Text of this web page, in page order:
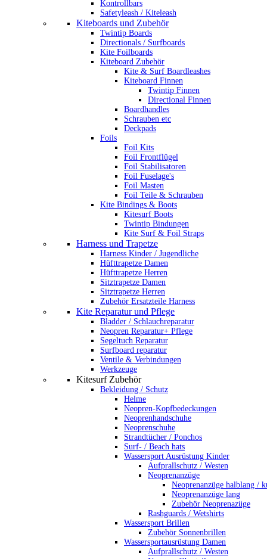
Kontrollbars
Safetyleash / Kiteleash
Kiteboards und Zubehör
Twintip Boards
Directionals / Surfboards
Kite Foilboards
Kiteboard Zubehör
Kite & Surf Boardleashes
Kiteboard Finnen
Twintip Finnen
Directional Finnen
Boardhandles
Schrauben etc
Deckpads
Foils
Foil Kits
Foil Frontflügel
Foil Stabilisatoren
Foil Fuselage's
Foil Masten
Foil Teile & Schrauben
Kite Bindings & Boots
Kitesurf Boots
Twintip Bindungen
Kite Surf & Foil Straps
Harness und Trapetze
Harness Kinder / Jugendliche
Hüfttrapetze Damen
Hüfttrapetze Herren
Sitztrapetze Damen
Sitztrapetze Herren
Zubehör Ersatzteile Harness
Kite Reparatur und Pflege
Bladder / Schlauchreparatur
Neopren Reparatur+ Pflege
Segeltuch Reparatur
Surfboard reparatur
Ventile & Verbindungen
Werkzeuge
Kitesurf Zubehör
Bekleidung / Schutz
Helme
Neopren-Kopfbedeckungen
Neoprenhandschuhe
Neoprenschuhe
Strandtücher / Ponchos
Surf- / Beach hats
Wassersport Ausrüstung Kinder
Aufprallschutz / Westen
Neoprenanzüge
Neoprenanzüge halblang /
Neoprenanzüge lang
Zubehör Neoprenazüge
Rashguards / Wetshirts
Wassersport Brillen
Zubehör Sonnenbrillen
Wassersportausrüstung Damen
Aufprallschutz / Westen